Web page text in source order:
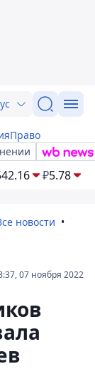
Право
₽5.78
новости
07 ноября 2022